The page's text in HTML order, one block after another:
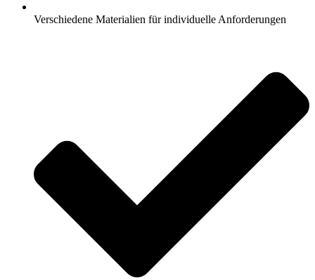
Verschiedene Materialien für individuelle Anforderungen